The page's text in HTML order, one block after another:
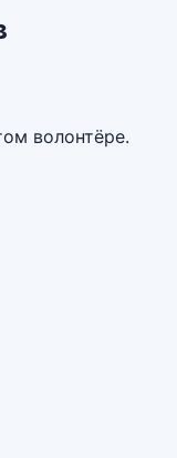
волонтёре.